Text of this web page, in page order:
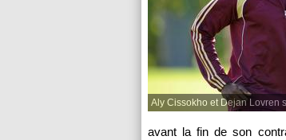
Aly Cissokho et Dejan Lovren
avant la fin de son